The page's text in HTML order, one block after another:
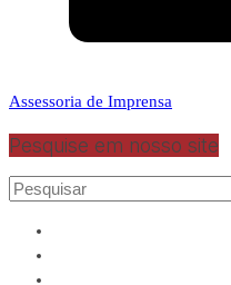
Assessoria de Imprensa
Pesquise em nosso site